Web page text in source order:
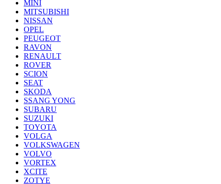
MINI
MITSUBISHI
NISSAN
OPEL
PEUGEOT
RAVON
RENAULT
ROVER
SCION
SEAT
SKODA
SSANG YONG
SUBARU
SUZUKI
TOYOTA
VOLGA
VOLKSWAGEN
VOLVO
VORTEX
XCITE
ZOTYE